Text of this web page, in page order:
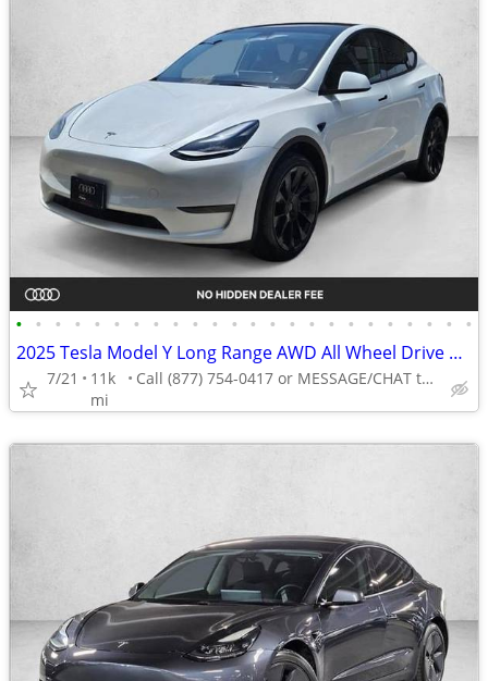
• • • • • • • • • • • • • • • • • • • • • • • •
2025 Tesla Model Y Long Range AWD All Wheel Drive SUV Electric AUTONATION
7/21
11k
mi
Call (877) 754-0417 or MESSAGE/CHAT to confirm availability